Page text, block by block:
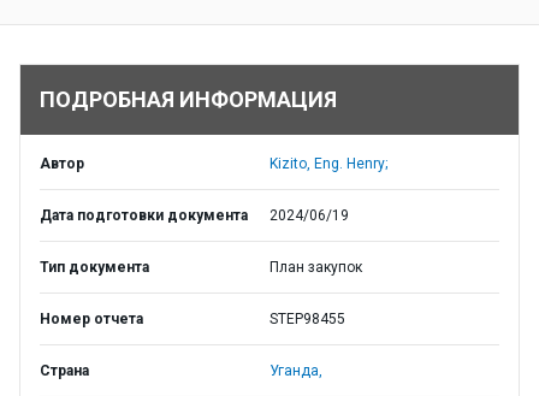
ПОДРОБНАЯ ИНФОРМАЦИЯ
Автор Kizito, Eng. Henry;
Дата подготовки документа 2024/06/19
Тип документа План закупок
Номер отчета STEP98455
Страна Уганда,